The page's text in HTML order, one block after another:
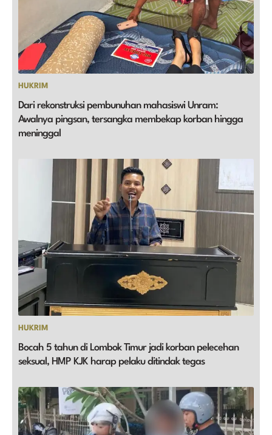
HUKRIM
Dari rekonstruksi pembunuhan mahasiswi Unram:
Awalnya pingsan, tersangka membekap korban hingga
meninggal
HUKRIM
Bocah 5 tahun di Lombok Timur jadi korban pelecehan
seksual, HMP KJK harap pelaku ditindak tegas